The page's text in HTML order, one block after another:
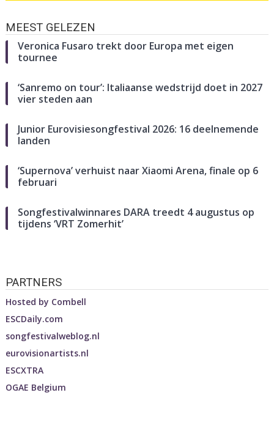
MEEST GELEZEN
Veronica Fusaro trekt door Europa met eigen
tournee
‘Sanremo on tour’: Italiaanse wedstrijd doet in 2027
vier steden aan
Junior Eurovisiesongfestival 2026: 16 deelnemende
landen
‘Supernova’ verhuist naar Xiaomi Arena, finale op 6
februari
Songfestivalwinnares DARA treedt 4 augustus op
tijdens ‘VRT Zomerhit’
PARTNERS
Hosted by Combell
ESCDaily.com
songfestivalweblog.nl
eurovisionartists.nl
ESCXTRA
OGAE Belgium